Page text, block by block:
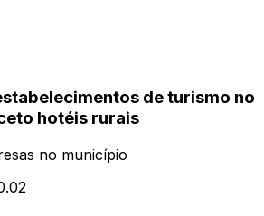
de turismo no
hotéis rurais
no município